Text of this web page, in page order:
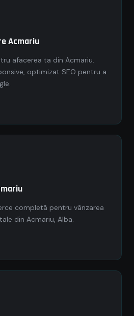
Acmariu
afacerea ta din Acmariu.
optimizat SEO pentru a
completă pentru vânzarea
din Acmariu, Alba.